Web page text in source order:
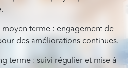
terme : engagement de
des améliorations continues.
terme : suivi régulier et mise à